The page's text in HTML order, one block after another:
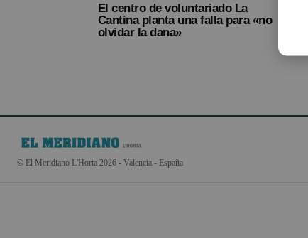
El centro de voluntariado La
Cantina planta una falla para «no
olvidar la dana»
© El Meridiano L'Horta 2026 - Valencia - España